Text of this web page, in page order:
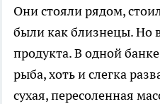
Они стояли рядом,
были как близнецы. Но
продукта. В одной
рыба, хоть и слегка
сухая, пересоленная